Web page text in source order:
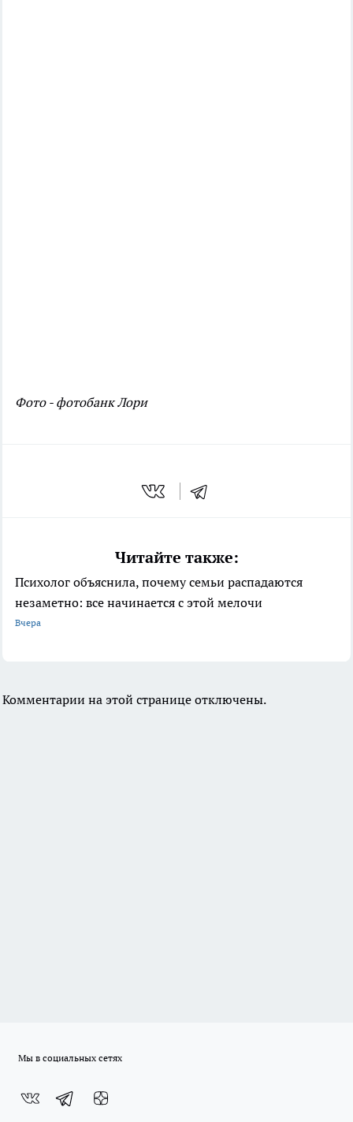
Фото - фотобанк Лори
Читайте также:
Психолог объяснила, почему семьи распадаются
незаметно: все начинается с этой мелочи
Вчера
Комментарии на этой странице отключены.
Мы в социальных сетях